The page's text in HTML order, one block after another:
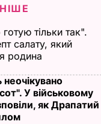
тільки так".
салату, який
родина
У військовому
як Драпатий